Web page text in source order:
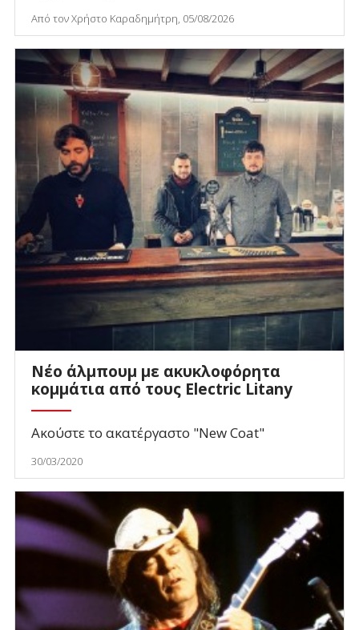
Από τον Χρήστο Καραδημήτρη, 05/08/2026
Νέο άλμπουμ με ακυκλοφόρητα
κομμάτια από τους Electric Litany
Ακούστε το ακατέργαστο "New Coat"
30/03/2020